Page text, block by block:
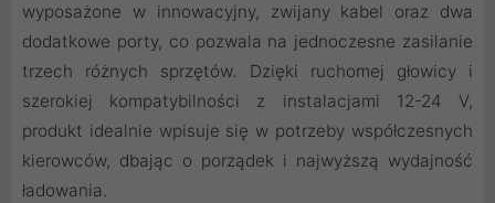
wyposażone w innowacyjny, zwijany kabel oraz dwa
dodatkowe porty, co pozwala na jednoczesne zasilanie
trzech różnych sprzętów. Dzięki ruchomej głowicy i
szerokiej kompatybilności z instalacjami 12-24 V,
produkt idealnie wpisuje się w potrzeby współczesnych
kierowców, dbając o porządek i najwyższą wydajność
ładowania.